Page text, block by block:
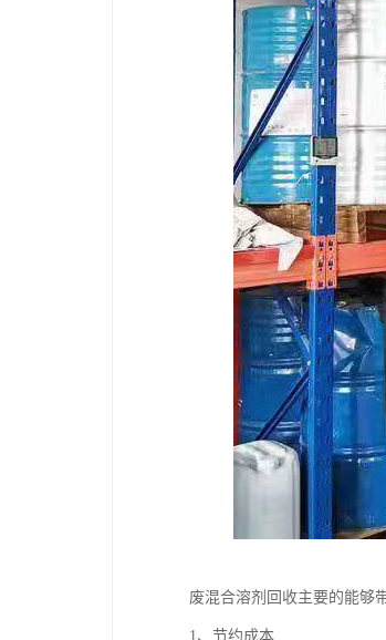
废混合溶剂回收主要的能够
1、节约成本